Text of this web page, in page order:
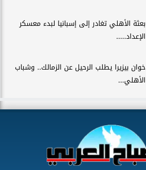
بعثة الأهلي تغادر إلى إسبانيا لبدء معسكر
الإعداد.....
خوان بيزيرا يطلب الرحيل عن الزمالك.. وشباب
الأهلي...